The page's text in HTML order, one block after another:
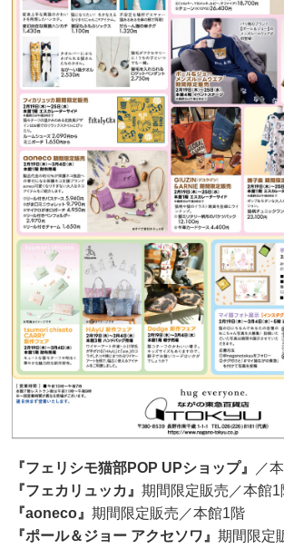
『フェリシモ猫部POP UPショップ』
／
『フェカリュッカ』 期間限定販売／本館1
『aoneco』 期間限定販売／本館1階
『ポール＆ジョー アクセソワ』 期間限定